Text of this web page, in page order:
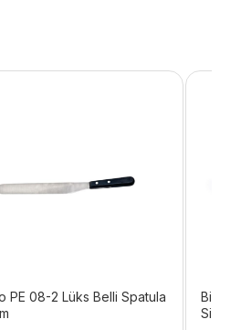
PE 08-2 Lüks Belli Spatula